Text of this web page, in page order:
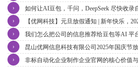
如何让AI豆包，千问，DeepSeek 尽快收
›
【优网科技】元旦放假通知 | 新年快乐，
›
我们怎么把公司的信息推荐给豆包等AI 平
›
昆山优网信息科技有限公司2025年国庆节
›
非标自动化企业制作企业官网的核心价值
›